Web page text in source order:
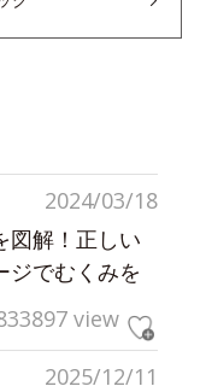
2024/03/18
図解！正しい
ジでむくみを
view
2025/12/11